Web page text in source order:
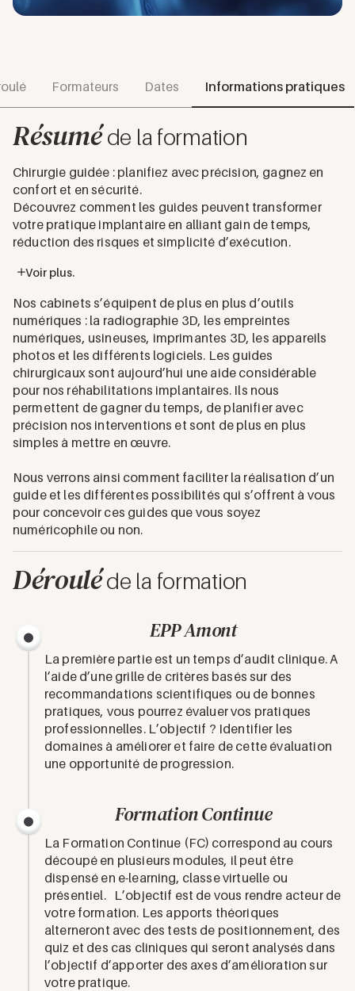
Formateurs Dates Informations pratiques
Résuméde la formation
Chirurgie guidée : planifiez avec précision, gagnez en
confort et en sécurité.
Découvrez comment les guides peuvent transformer
votre pratique implantaire en alliant gain de temps,
réduction des risques et simplicité d’exécution.
Voir plus.
Nos cabinets s’équipent de plus en plus d’outils
numériques : la radiographie 3D, les empreintes
numériques, usineuses, imprimantes 3D, les appareils
photos et les différents logiciels. Les guides
chirurgicaux sont aujourd’hui une aide considérable
pour nos réhabilitations implantaires. Ils nous
permettent de gagner du temps, de planifier avec
précision nos interventions et sont de plus en plus
simples à mettre en œuvre.
Nous verrons ainsi comment faciliter la réalisation d’un
guide et les différentes possibilités qui s’offrent à vous
pour concevoir ces guides que vous soyez
numéricophile ou non.
Dérouléde la formation
EPP Amont
La première partie est un temps d’audit clinique. A
l’aide d’une grille de critères basés sur des
recommandations scientifiques ou de bonnes
pratiques, vous pourrez évaluer vos pratiques
professionnelles. L’objectif ? Identifier les
domaines à améliorer et faire de cette évaluation
une opportunité de progression.
Formation Continue
La Formation Continue (FC) correspond au cours
découpé en plusieurs modules, il peut être
dispensé en e-learning, classe virtuelle ou
présentiel. L’objectif est de vous rendre acteur de
votre formation. Les apports théoriques
alterneront avec des tests de positionnement, des
quiz et des cas cliniques qui seront analysés dans
l’objectif d’apporter des axes d’amélioration sur
votre pratique.